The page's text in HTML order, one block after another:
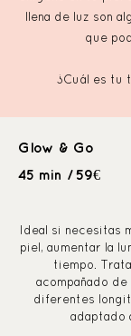
llena de luz son
que
¿Cuál es tu
Glow & Go
45 min / 59€
Ideal si necesitas
piel, aumentar la
tiempo.
acompañado de
diferentes
adaptado